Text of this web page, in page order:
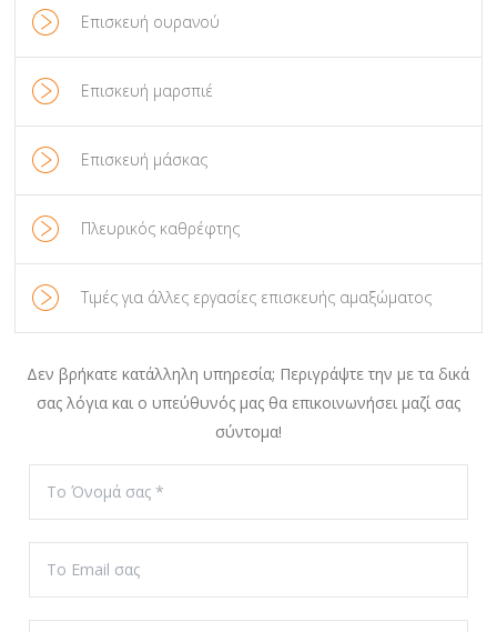
Επισκευή ουρανού
Επισκευή μαρσπιέ
Επισκευή μάσκας
Πλευρικός καθρέφτης
Τιμές για άλλες εργασίες επισκευής αμαξώματος
Δεν βρήκατε κατάλληλη υπηρεσία; Περιγράψτε την με τα δικά
σας λόγια και ο υπεύθυνός μας θα επικοινωνήσει μαζί σας
σύντομα!